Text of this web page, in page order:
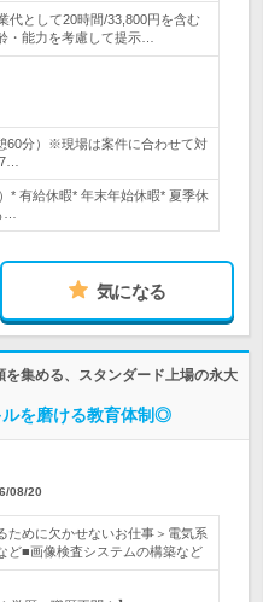
代として20時間/33,800円を含む
能力を考慮して提示…
60分）※現場は案件に合わせて対
* 有給休暇* 年末年始休暇* 夏季休
…
気になる
集める、スタンダード上場の永大
ルを磨ける教育体制◎
08/20
ために欠かせないお仕事＞電気系
ど■画像検査システムの構築など